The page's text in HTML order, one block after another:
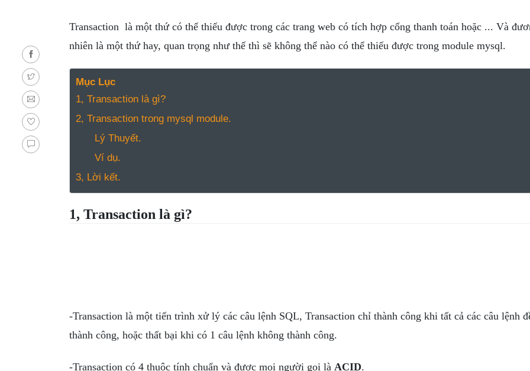
CÔNG
NGHỆ
TOOLS &
SOFTWARE
TIN TỨC &
REVIEW
TÌM KIẾM
Transaction là một thứ có thể thiếu được trong các trang web có tích hợp cổng thanh toán hoặc ... Và
nhiên là một thứ hay, quan trọng như thế thì sẽ không thể nào có thể thiếu được trong module mysql.
Mục Lục
1, Transaction là gì?
2, Transaction trong mysql module.
Lý Thuyết.
Ví dụ.
3, Lời kết.
1, Transaction là gì?
-Transaction là một tiến trình xử lý các câu lệnh SQL, Transaction chỉ thành công khi tất cả các câu lệnh
thành công, hoặc thất bại khi có 1 câu lệnh không thành công.
-Transaction có 4 thuộc tính chuẩn và được mọi người gọi là ACID.